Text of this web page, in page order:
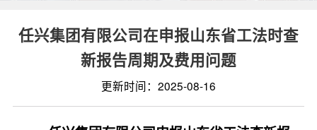
任兴集团有限公司在申报山东省工法时查
新报告周期及费用问题
更新时间：2025-08-16